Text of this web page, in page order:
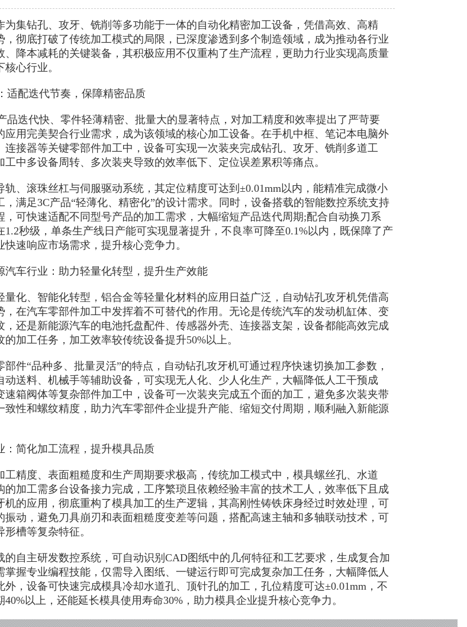
钻孔、攻牙、铣削等多功能于一体的自动化精密加工设备，凭借高效、高精
，彻底打破了传统加工模式的局限，已深度渗透到多个制造领域，成为推动各行业
、降本减耗的关键装备，其积极应用不仅重构了生产流程，更助力行业实现高质量
心行业。
配迭代节奏，保障精密品质
迭代快、零件轻薄精密、批量大的显著特点，对加工精度和效率提出了严苛要
应用完美契合行业需求，成为该领域的核心加工设备。在手机中框、笔记本电脑外
连接器等关键零部件加工中，设备可实现一次装夹完成钻孔、攻牙、铣削多道工
中多设备周转、多次装夹导致的效率低下、定位误差累积等痛点。
滚珠丝杠与伺服驱动系统，其定位精度可达到±0.01mm以内，能精准完成微小
，满足3C产品“轻薄化、精密化”的设计需求。同时，设备搭载的智能数控系统支持
，可快速适配不同型号产品的加工需求，大幅缩短产品迭代周期;配合自动换刀系
1.2秒级，单条生产线日产能可实现显著提升，不良率可降至0.1%以内，既保障了产
速响应市场需求，提升核心竞争力。
车行业：助力轻量化转型，提升生产效能
、智能化转型，铝合金等轻量化材料的应用日益广泛，自动钻孔攻牙机凭借高
，在汽车零部件加工中发挥着不可替代的作用。无论是传统汽车的发动机缸体、变
，还是新能源汽车的电池托盘配件、传感器外壳、连接器支架，设备都能高效完成
加工任务，加工效率较传统设备提升50%以上。
“品种多、批量灵活”的特点，自动钻孔攻牙机可通过程序快速切换加工参数，
动送料、机械手等辅助设备，可实现无人化、少人化生产，大幅降低人工干预成
速箱阀体等复杂部件加工中，设备可一次装夹完成五个面的加工，避免多次装夹带
致性和螺纹精度，助力汽车零部件企业提升产能、缩短交付周期，顺利融入新能源
简化加工流程，提升模具品质
度、表面粗糙度和生产周期要求极高，传统加工模式中，模具螺丝孔、水道
的加工需多台设备接力完成，工序繁琐且依赖经验丰富的技术工人，效率低下且成
机的应用，彻底重构了模具加工的生产逻辑，其高刚性铸铁床身经过时效处理，可
振动，避免刀具崩刃和表面粗糙度变差等问题，搭配高速主轴和多轴联动技术，可
槽等复杂特征。
主研发数控系统，可自动识别CAD图纸中的几何特征和工艺要求，生成复合加
掌握专业编程技能，仅需导入图纸、一键运行即可完成复杂加工任务，大幅降低人
外，设备可快速完成模具冷却水道孔、顶针孔的加工，孔位精度可达±0.01mm，不
以上，还能延长模具使用寿命30%，助力模具企业提升核心竞争力。